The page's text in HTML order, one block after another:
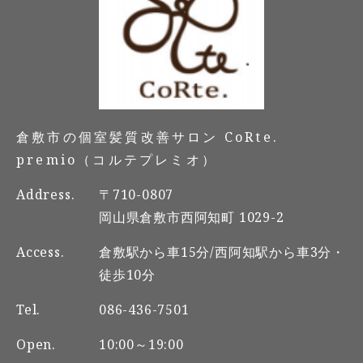
倉敷市の個室髪質改善サロン CoRte.
premio（コルテプレミオ）
Address.
〒710-0807
岡山県倉敷市西阿知町 1029-2
Access.
倉敷駅から車15分/西阿知駅から車3分・
徒歩10分
Tel.
086-436-7501
Open.
10:00～19:00